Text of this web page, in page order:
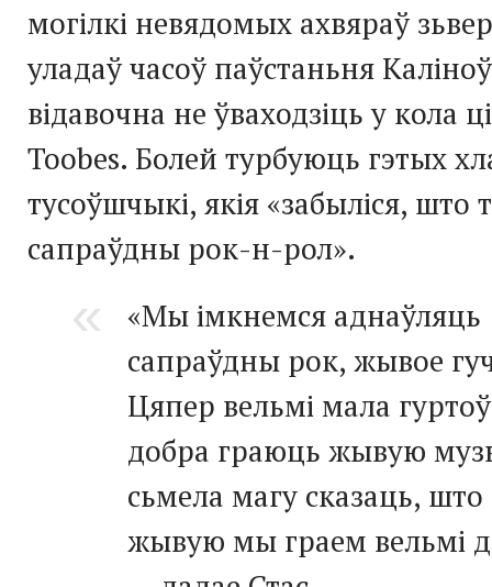
могілкі невядомых ахвяраў
уладаў часоў паўстаньня
відавочна не ўваходзіць у кола
Toobes. Болей турбуюць гэтых
тусоўшчыкі, якія «забыліся, што
сапраўдны рок-н-рол».
«Мы імкнемся аднаўляць
сапраўдны рок, жывое
Цяпер вельмі мала
добра граюць жывую
сьмела магу сказаць,
жывую мы граем вельмі